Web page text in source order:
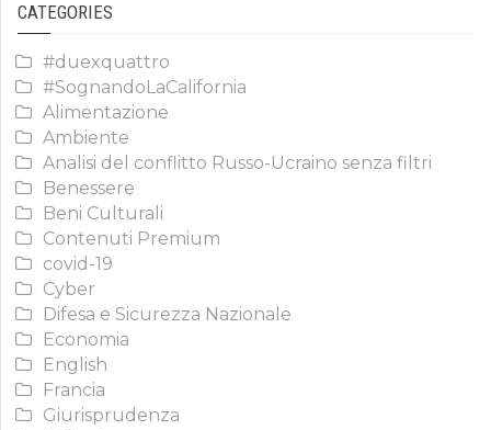
CATEGORIES
#duexquattro
#SognandoLaCalifornia
Alimentazione
Ambiente
Analisi del conflitto Russo-Ucraino senza filtri
Benessere
Beni Culturali
Contenuti Premium
covid-19
Cyber
Difesa e Sicurezza Nazionale
Economia
English
Francia
Giurisprudenza